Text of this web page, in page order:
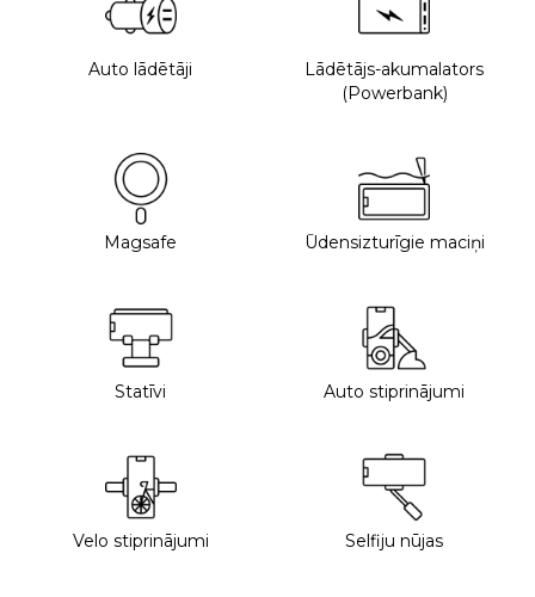
Auto lādētāji
Lādētājs-akumalators
(Powerbank)
Magsafe Ūdensizturīgie maciņi
Statīvi Auto stiprinājumi
Velo stiprinājumi Selfiju nūjas